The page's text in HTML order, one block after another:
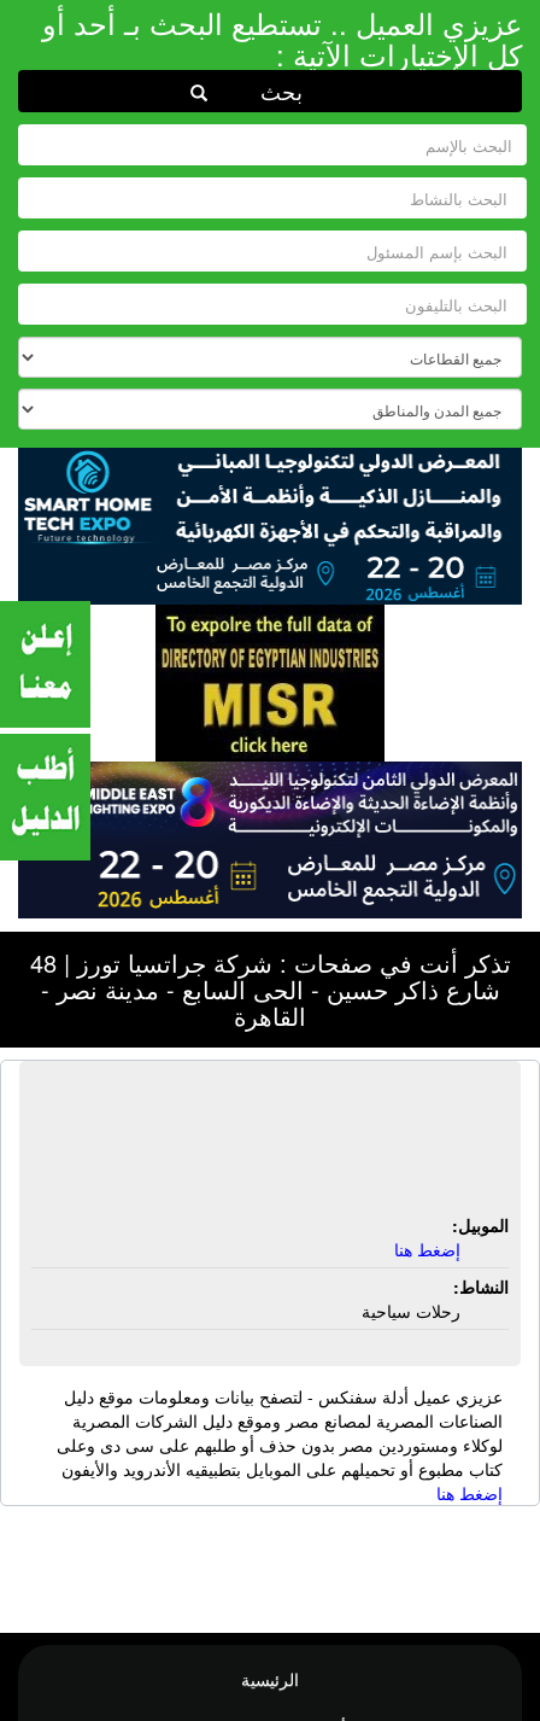
عزيزي العميل .. تستطيع البحث بـ أحد أو
كل الإختيارات الآتية :
تذكر أنت في صفحات : شركة جراتسيا تورز | 48
شارع ذاكر حسين - الحى السابع - مدينة نصر -
القاهرة
الموبيل:
إضغط هنا
النشاط:
رحلات سياحية
عزيزي عميل أدلة سفنكس - لتصفح بيانات ومعلومات موقع دليل
الصناعات المصرية لمصانع مصر وموقع دليل الشركات المصرية
لوكلاء ومستوردين مصر بدون حذف أو طلبهم على سى دى وعلى
كتاب مطبوع أو تحميلهم على الموبايل بتطبيقيه الأندرويد والأيفون
إضغط هنا
الرئيسية